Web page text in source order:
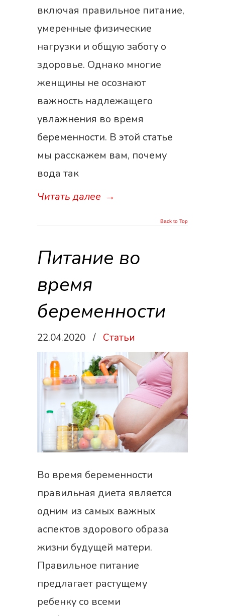
включая правильное питание,
умеренные физические
нагрузки и общую заботу о
здоровье. Однако многие
женщины не осознают
важность надлежащего
увлажнения во время
беременности. В этой статье
мы расскажем вам, почему
вода так
Читать далее →
Back to Top
Питание во
время
беременности
22.04.2020 / Статьи
Во время беременности
правильная диета является
одним из самых важных
аспектов здорового образа
жизни будущей матери.
Правильное питание
предлагает растущему
ребенку со всеми